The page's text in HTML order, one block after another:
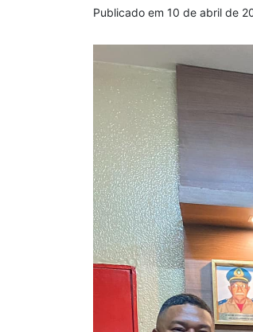
Publicado em 10 de abril de